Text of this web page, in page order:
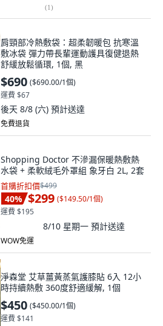
(1)
肩頸部冷熱敷袋：超柔韌暖包 抗寒溫
敷冰袋 彈力帶長輩運動護具復健退熱
舒緩放鬆循環, 1個, 黑
$690 ($690.00/1個)
運費 $67
後天 8/8 (六) 預計送達
免費退貨
Shopping Doctor 不滲漏保暖熱敷熱
水袋 + 柔軟絨毛外罩組 象牙白 2L, 2套
首購折扣價$499
40% $299 ($149.50/1個)
運費 $195
8/10 星期一 預計送達
WOW免運
淨森堂 艾草薑黃蒸氣護膝貼 6入 12小
時持續熱敷 360度舒適緩解, 1個
$450 ($450.00/1個)
運費 $141